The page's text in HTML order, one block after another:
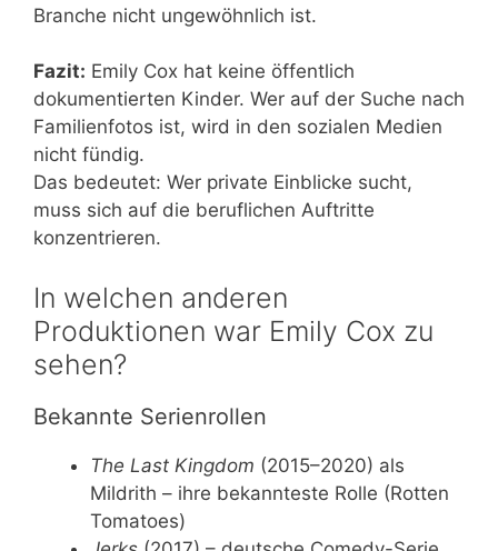
Branche nicht ungewöhnlich ist.
Fazit: Emily Cox hat keine öffentlich
dokumentierten Kinder. Wer auf der Suche nach
Familienfotos ist, wird in den sozialen Medien
nicht fündig.
Das bedeutet: Wer private Einblicke sucht,
muss sich auf die beruflichen Auftritte
konzentrieren.
In welchen anderen
Produktionen war Emily Cox zu
sehen?
Bekannte Serienrollen
The Last Kingdom (2015–2020) als
Mildrith – ihre bekannteste Rolle (Rotten
Tomatoes)